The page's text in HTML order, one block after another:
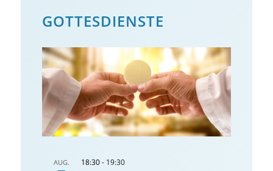
GOTTES­DIENSTE
AUG. 18:30- 19:30